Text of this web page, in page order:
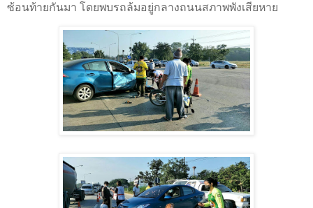
ซ้อนท้ายกันมา โดยพบรถล้มอยู่กลางถนนสภาพพังเสียหาย